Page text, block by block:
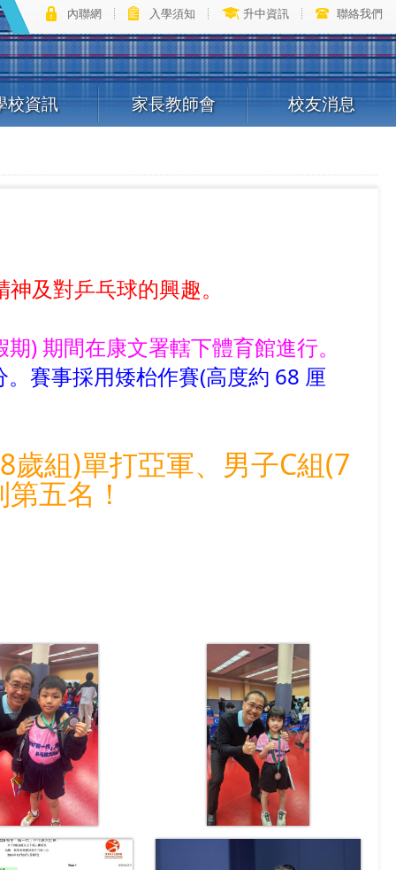
內聯網 入學須知 升中資訊 聯絡我們
校資訊 家長教師會 校友消息
及對乒乓球的興趣。
) 期間在康文署轄下體育館進行。
賽事採用矮枱作賽(高度約 68 厘
組)單打亞軍、男子C組(7
五名！